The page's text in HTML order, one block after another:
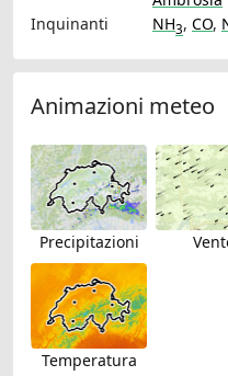
Inquinanti
NH3, CO,
Animazioni meteo
Precipitazioni
Temperatura